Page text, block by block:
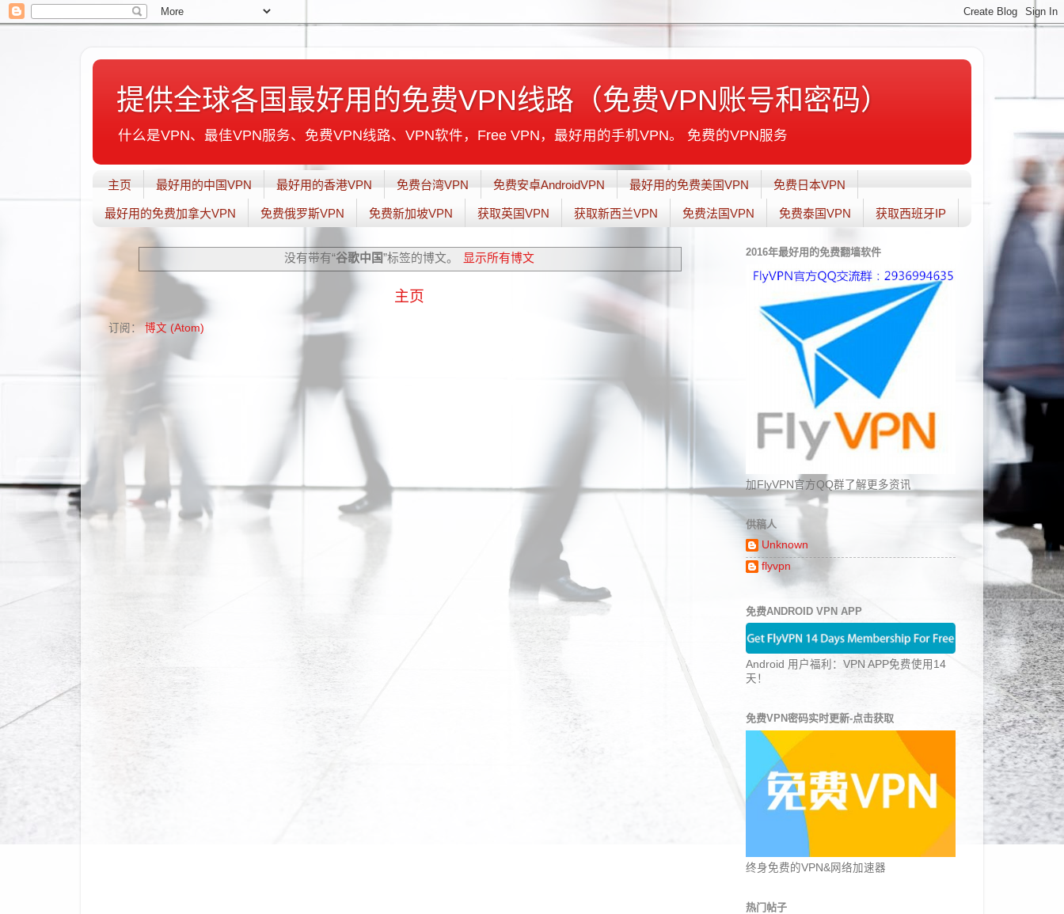
提供全球各国最好用的免费VPN线路（免费VPN账号和密码）
什么是VPN、最佳VPN服务、免费VPN线路、VPN软件，Free VPN，最好用的手机VPN。 免费的VPN服务
主页 最好用的中国VPN 最好用的香港VPN 免费台湾VPN 免费安卓AndroidVPN 最好用的免费美国VPN 免费日本VPN
最好用的免费加拿大VPN 免费俄罗斯VPN 免费新加坡VPN 获取英国VPN 获取新西兰VPN 免费法国VPN 免费泰国VPN 获取西班牙IP
没有带有“谷歌中国”标签的博文。 显示所有博文
主页
订阅： 博文 (Atom)
2016年最好用的免费翻墙软件
加FlyVPN官方QQ群了解更多资讯
供稿人
Unknown
flyvpn
免费ANDROID VPN APP
Android 用户福利：VPN APP免费使用14
天！
免费VPN密码实时更新-点击获取
终身免费的VPN&网络加速器
热门帖子